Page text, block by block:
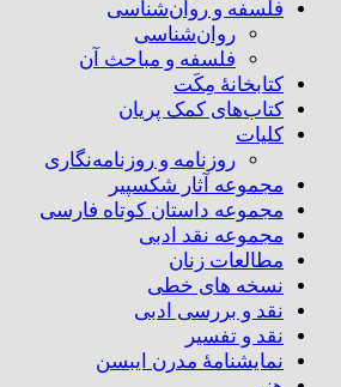
فلسفه و روان‌شناسی
روان‌شناسی
فلسفه و مباحث آن
کتابخانۀ مِکَت
کتاب‌های کمک پریان
کلیات
روزنامه و روزنامه‌نگاری
مجموعه آثار شکسپیر
مجموعه داستان کوتاه فارسی
مجموعه نقد ادبی
مطالعات زنان
نسخه های خطی
نقد و بررسی ادبی
نقد و تفسیر
نمایشنامۀ مدرن ایبسن